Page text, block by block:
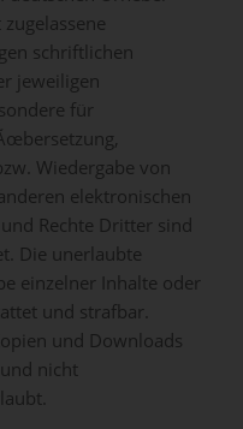
schriftlichen
jeweiligen
für
Wiedergabe von
elektronischen
Rechte Dritter sind
Die unerlaubte
einzelner Inhalte oder
und strafbar.
und Downloads
nicht